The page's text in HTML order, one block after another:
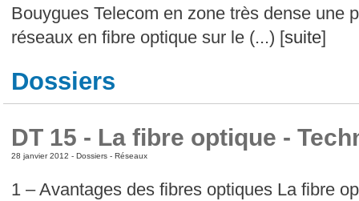
Bouygues Telecom en zone très dense une
réseaux en fibre optique sur le (...) [suite]
Dossiers
DT 15 - La fibre optique -
28 janvier 2012 - Dossiers- Réseaux
1 – Avantages des fibres optiques La fibre